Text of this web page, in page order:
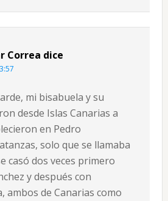
Correa dice
mi bisabuela y su
desde Islas Canarias a
en Pedro
solo que se llamaba
casó dos veces primero
y después con
ambos de Canarias como